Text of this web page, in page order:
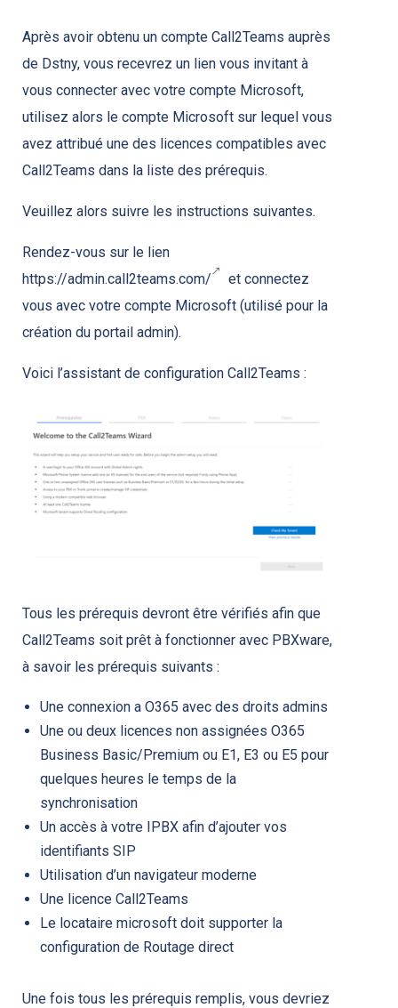
Après avoir obtenu un compte Call2Teams auprès
de Dstny, vous recevrez un lien vous invitant à
vous connecter avec votre compte Microsoft,
utilisez alors le compte Microsoft sur lequel vous
avez attribué une des licences compatibles avec
Call2Teams dans la liste des prérequis.
Veuillez alors suivre les instructions suivantes.
Rendez-vous sur le lien
https://admin.call2teams.com/
et connectez
vous avec votre compte Microsoft (utilisé pour la
création du portail admin).
Voici l’assistant de configuration Call2Teams :
Tous les prérequis devront être vérifiés afin que
Call2Teams soit prêt à fonctionner avec PBXware,
à savoir les prérequis suivants :
Une connexion a O365 avec des droits admins
Une ou deux licences non assignées O365
Business Basic/Premium ou E1, E3 ou E5 pour
quelques heures le temps de la
synchronisation
Un accès à votre IPBX afin d’ajouter vos
identifiants SIP
Utilisation d’un navigateur moderne
Une licence Call2Teams
Le locataire microsoft doit supporter la
configuration de Routage direct
Une fois tous les prérequis remplis, vous devriez